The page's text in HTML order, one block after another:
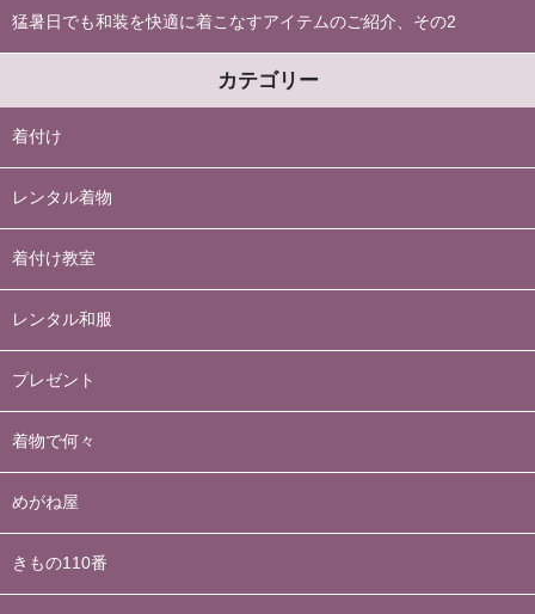
猛暑日でも和装を快適に着こなすアイテムのご紹介、その2
カテゴリー
着付け
レンタル着物
着付け教室
レンタル和服
プレゼント
着物で何々
めがね屋
きもの110番